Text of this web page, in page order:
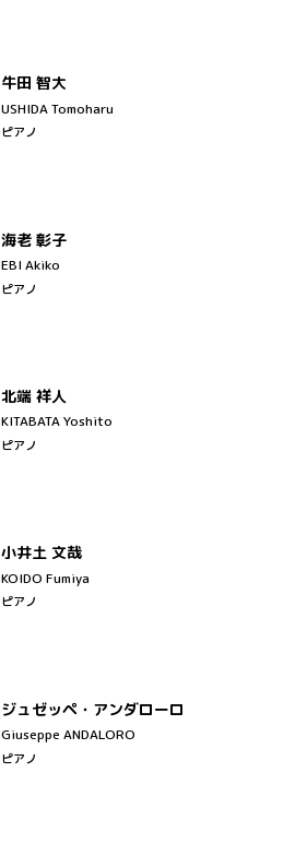
牛田 智大
USHIDA Tomoharu
ピアノ
海老 彰子
EBI Akiko
ピアノ
北端 祥人
KITABATA Yoshito
ピアノ
小井土 文哉
KOIDO Fumiya
ピアノ
ジュゼッペ・アンダローロ
Giuseppe ANDALORO
ピアノ